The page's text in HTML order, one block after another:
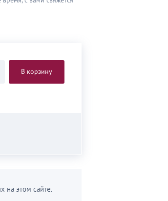
В корзину
на этом сайте.